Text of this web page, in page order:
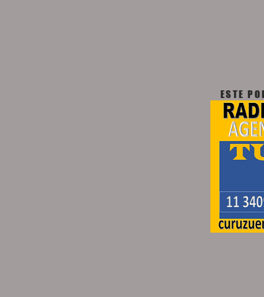
ESTE